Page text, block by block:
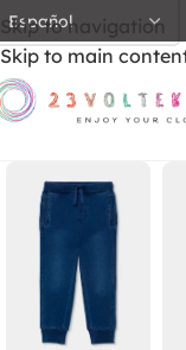
Skip to navigation
Skip to main